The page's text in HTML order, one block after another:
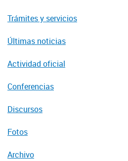
Trámites y servicios
Últimas noticias
Actividad oficial
Conferencias
Discursos
Fotos
Archivo